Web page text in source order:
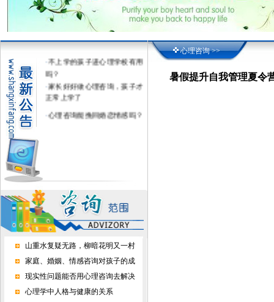
忆力、学习力、情
·女子的情绪.婚姻..债务.精神内
耗.噩梦在深度心理咨询催眠中
得到疗愈
吗？
家长好好做心理咨询，孩子才
正常上学了
山重水复疑无路，柳暗花明又一村
家庭、婚姻、情感咨询对孩子的成
现实性问题能否用心理咨询去解决
心理学中人格与健康的关系
心理咨询 >>
暑假提升自我管理夏令